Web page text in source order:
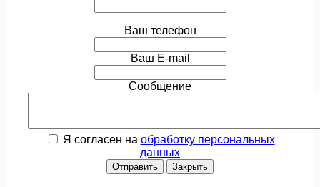
Ваш телефон
Ваш E-mail
Сообщение
Я согласен на обработку персональных
данных
Отправить Закрыть